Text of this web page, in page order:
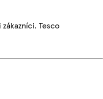
Tesco